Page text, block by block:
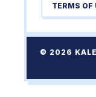
TERMS OF
© 2026